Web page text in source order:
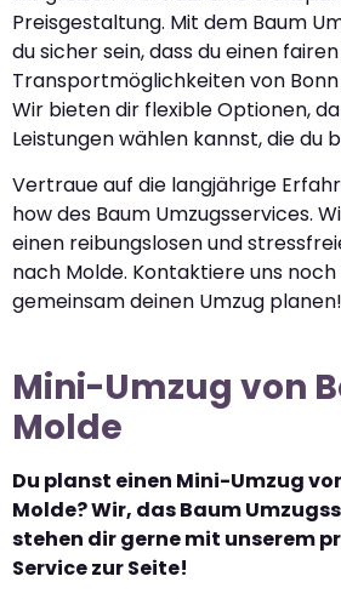
Preisgestaltung. Mit dem Baum
du sicher sein, dass du einen
Transportmöglichkeiten von
Wir bieten dir flexible Optionen,
Leistungen wählen kannst, die du
Vertraue auf die langjährige
how des Baum Umzugsservices.
einen reibungslosen und
nach Molde. Kontaktiere uns
gemeinsam deinen Umzug planen!
Mini-Umzug von
Molde
Du planst einen Mini-Umzug
Molde? Wir, das Baum
stehen dir gerne mit unserem
Service zur Seite!